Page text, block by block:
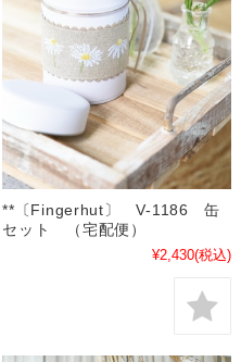
**〔Fingerhut〕 V-1186 缶
セット （宅配便）
¥2,430(税込)